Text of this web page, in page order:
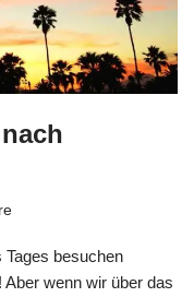
Tages besuchen
wenn wir über das